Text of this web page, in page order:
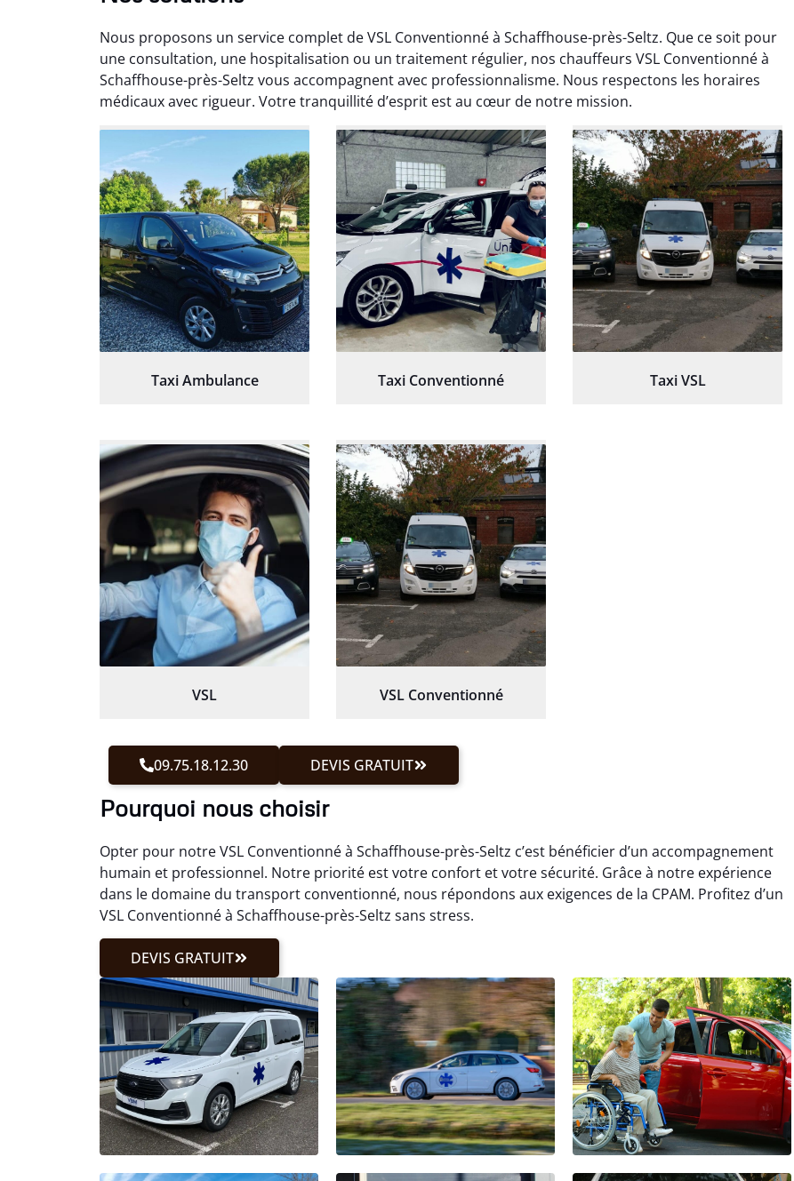
Nous proposons un service complet de VSL Conventionné à Schaffhouse-près-Seltz. Que ce soit pour
une consultation, une hospitalisation ou un traitement régulier, nos chauffeurs VSL Conventionné à
Schaffhouse-près-Seltz vous accompagnent avec professionnalisme. Nous respectons les horaires
médicaux avec rigueur. Votre tranquillité d’esprit est au cœur de notre mission.
Taxi Ambulance Taxi Conventionné Taxi VSL
VSL VSL Conventionné
09.75.18.12.30 DEVIS GRATUIT
Pourquoi nous choisir
Opter pour notre VSL Conventionné à Schaffhouse-près-Seltz c’est bénéficier d’un accompagnement
humain et professionnel. Notre priorité est votre confort et votre sécurité. Grâce à notre expérience
dans le domaine du transport conventionné, nous répondons aux exigences de la CPAM. Profitez d’un
VSL Conventionné à Schaffhouse-près-Seltz sans stress.
DEVIS GRATUIT
Arnaud Deschamps
30 janvier 2025
Très satisfait du transport,
tout s’est bien déroulé.
Chauffeur à l’écoute et
patient.
Jérémy Ferrand
8 septembre 2024
Transport ponctuel et
personnel très attentionné.
Très satisfait du service.